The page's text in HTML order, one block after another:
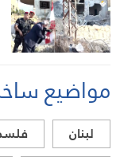
مواضيع
لبنان